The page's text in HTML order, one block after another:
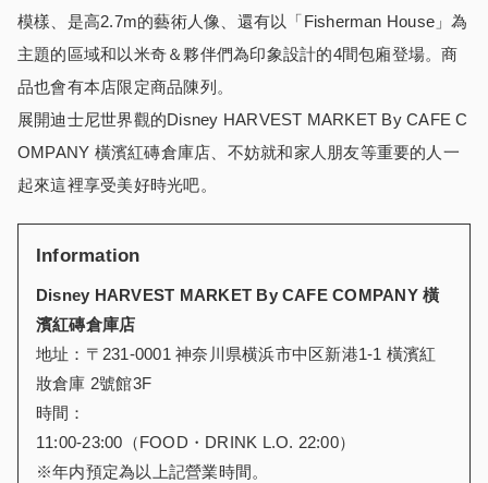
模樣、是高2.7m的藝術人像、還有以「Fisherman House」為
主題的區域和以米奇＆夥伴們為印象設計的4間包廂登場。商
品也會有本店限定商品陳列。
展開迪士尼世界觀的Disney HARVEST MARKET By CAFE C
OMPANY 橫濱紅磚倉庫店、不妨就和家人朋友等重要的人一
起來這裡享受美好時光吧。
Information
Disney HARVEST MARKET By CAFE COMPANY橫
濱紅磚倉庫店
地址：〒231-0001 神奈川県横浜市中区新港1-1 橫濱紅
妝倉庫 2號館3F
時間：
11:00-23:00（FOOD・DRINK L.O. 22:00）
※年内預定為以上記營業時間。